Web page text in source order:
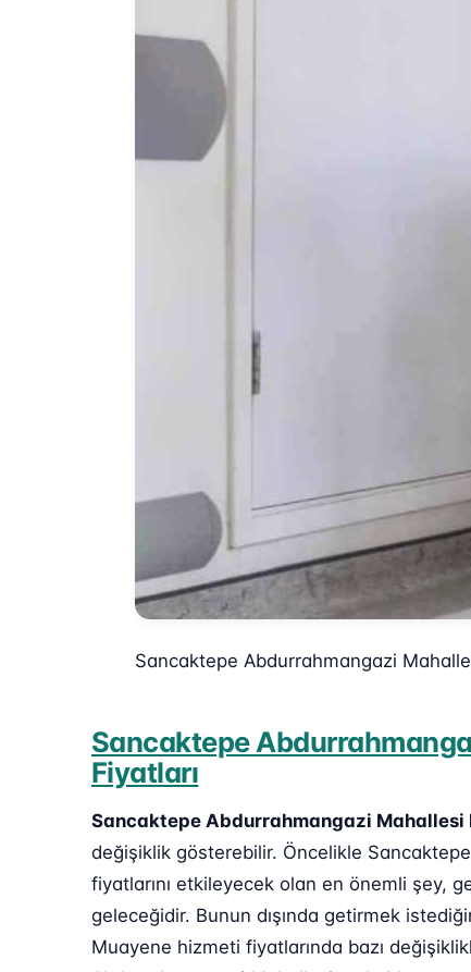
Sancaktepe Abdurrahmangazi
Sancaktepe
Fiyatları
Sancaktepe Abdurrahmangazi Mahallesi
değişiklik gösterebilir. Öncelikle
fiyatlarını etkileyecek olan en önemli şey,
geleceğidir. Bunun dışında getirmek
Muayene hizmeti fiyatlarında bazı